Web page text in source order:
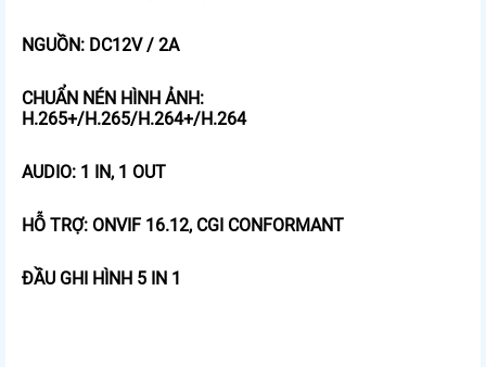
NGUỒN: DC12V / 2A
CHUẨN NÉN HÌNH ẢNH:
H.265+/H.265/H.264+/H.264
AUDIO: 1 IN, 1 OUT
HỖ TRỢ: ONVIF 16.12, CGI CONFORMANT
ĐẦU GHI HÌNH 5 IN 1